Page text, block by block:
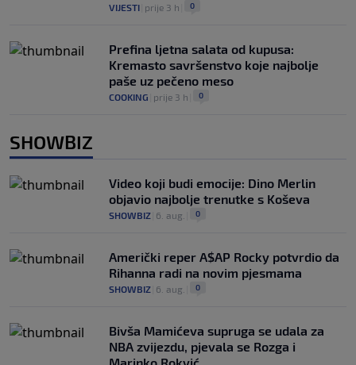
VIJESTI prije 3 h 0
Prefina ljetna salata od kupusa:
Kremasto savršenstvo koje najbolje
paše uz pečeno meso
COOKING prije 3 h 0
SHOWBIZ
Video koji budi emocije: Dino Merlin
objavio najbolje trenutke s Koševa
SHOWBIZ 6. aug. 0
Američki reper A$AP Rocky potvrdio da
Rihanna radi na novim pjesmama
SHOWBIZ 6. aug. 0
Bivša Mamićeva supruga se udala za
NBA zvijezdu, pjevala se Rozga i